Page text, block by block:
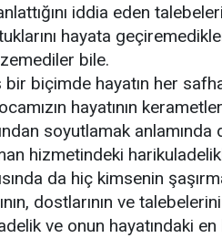
iddia eden
hayata
bile.
bir biçimde hayatın her
hayatının
soyutlamak anlamında
hizmetindeki
da hiç kimsenin
dostlarının ve
ve onun hayatındaki